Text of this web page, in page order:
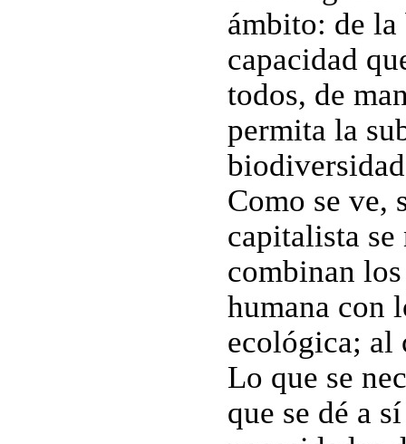
ámbito: de
capacidad
todos, de
permita la
Como se ve,
capitalista se
combinan
humana con
ecológica; al
Lo que se
que se dé a